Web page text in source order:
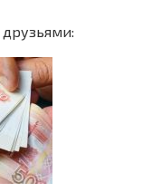
друзьями: